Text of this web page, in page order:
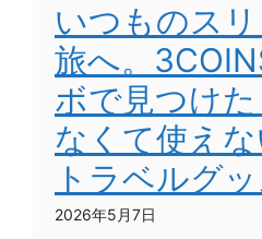
いつものス
旅へ。
ボで見つけ
なくて使え
トラベルグ
2026年5月7日